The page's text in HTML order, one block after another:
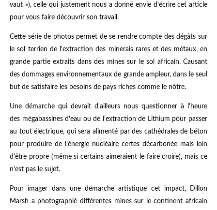
vaut »), celle qui justement nous a donné envie d'écrire cet article
pour vous faire découvrir son travail.
Cette série de photos permet de se rendre compte des dégâts sur
le sol terrien de l'extraction des minerais rares et des métaux, en
grande partie extraits dans des mines sur le sol africain. Causant
des dommages environnementaux de grande ampleur, dans le seul
but de satisfaire les besoins de pays riches comme le nôtre.
Une démarche qui devrait d'ailleurs nous questionner à l'heure
des mégabassines d'eau ou de l'extraction de Lithium pour passer
au tout électrique, qui sera alimenté par des cathédrales de béton
pour produire de l'énergie nucléaire certes décarbonée mais loin
d'être propre (même si certains aimeraient le faire croire), mais ce
n'est pas le sujet.
Pour imager dans une démarche artistique cet impact, Dillon
Marsh a photographié différentes mines sur le continent africain